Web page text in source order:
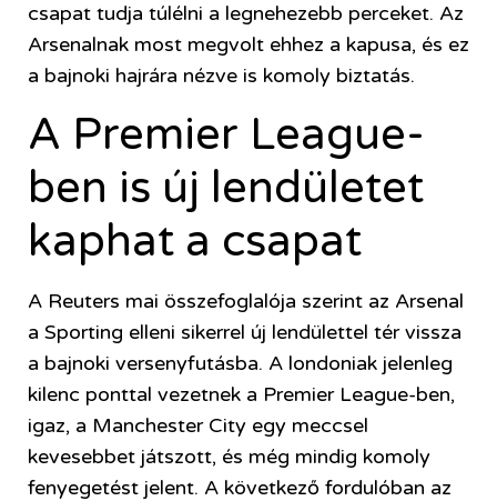
csapat tudja túlélni a legnehezebb perceket. Az
Arsenalnak most megvolt ehhez a kapusa, és ez
a bajnoki hajrára nézve is komoly biztatás.
A Premier League-
ben is új lendületet
kaphat a csapat
A Reuters mai összefoglalója szerint az Arsenal
a Sporting elleni sikerrel új lendülettel tér vissza
a bajnoki versenyfutásba. A londoniak jelenleg
kilenc ponttal vezetnek a Premier League-ben,
igaz, a Manchester City egy meccsel
kevesebbet játszott, és még mindig komoly
fenyegetést jelent. A következő fordulóban az